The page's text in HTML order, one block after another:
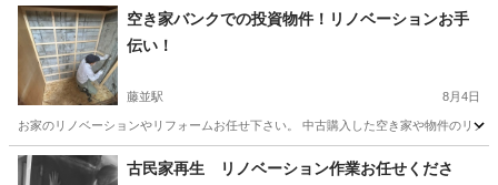
和歌山 有田郡 藤並駅 リフォーム ガレージ
空き家バンクでの投資物件！リノベーションお手
伝い！
藤並駅 8月4日
お家のリノベーションやリフォームお任せ下さい。 中古購入した空き家や物件のリ
和歌山 有田郡 藤並駅 リフォーム
古民家再生 リノベーション作業お任せくださ